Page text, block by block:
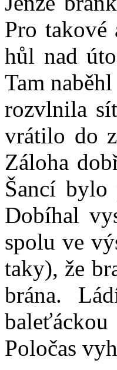
Pro
hůl nad
Tam
rozvlnila
vrátilo do
Záloha
Šancí bylo
Dobíhal
spolu ve
taky), že
brána.
Poločas